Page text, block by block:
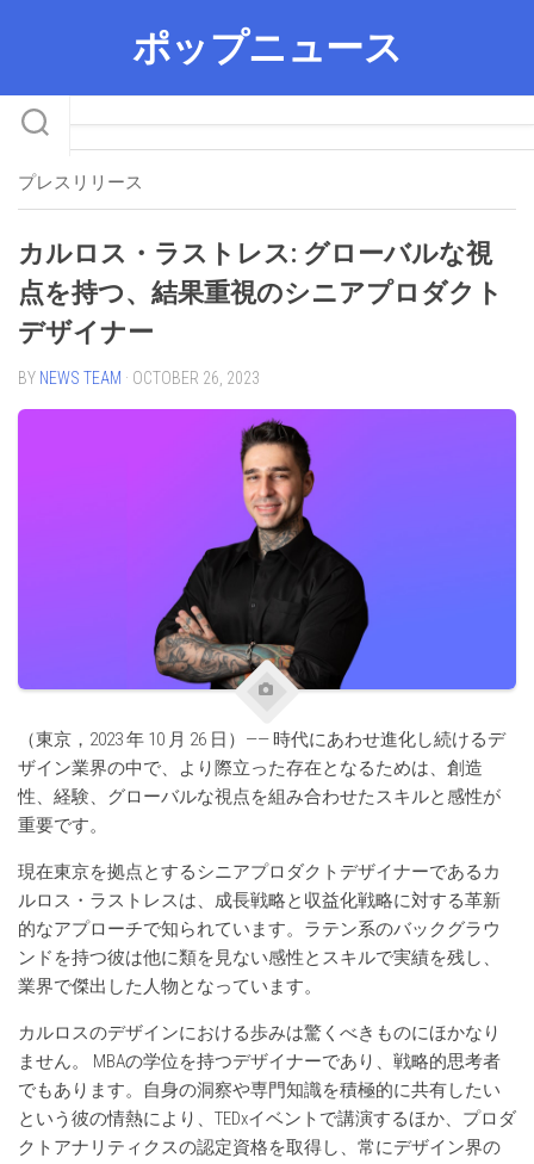
ポップニュース
プレスリリース
カルロス・ラストレス: グローバルな視
点を持つ、結果重視のシニアプロダクト
デザイナー
BY NEWS TEAM · OCTOBER 26, 2023
（東京，2023 年 10 月 26 日）—— 時代にあわせ進化し続けるデ
ザイン業界の中で、より際立った存在となるためは、創造
性、経験、グローバルな視点を組み合わせたスキルと感性が
重要です。
現在東京を拠点とするシニアプロダクトデザイナーであるカ
ルロス・ラストレスは、成長戦略と収益化戦略に対する革新
的なアプローチで知られています。ラテン系のバックグラウ
ンドを持つ彼は他に類を見ない感性とスキルで実績を残し、
業界で傑出した人物となっています。
カルロスのデザインにおける歩みは驚くべきものにほかなり
ません。 MBAの学位を持つデザイナーであり、戦略的思考者
でもあります。自身の洞察や専門知識を積極的に共有したい
という彼の情熱により、TEDxイベントで講演するほか、プロダ
クトアナリティクスの認定資格を取得し、常にデザイン界の